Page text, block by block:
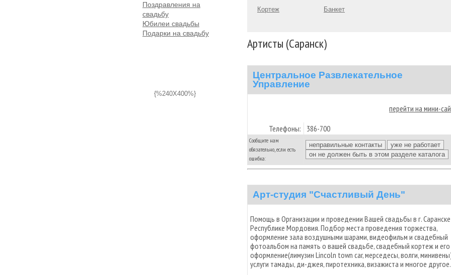
Поздравления на
свадьбу
Юбилеи свадьбы
Подарки на свадьбу
{%240X400%}
Кортеж Банкет
Артисты (Саранск)
Центральное Развлекательное
Управление
перейти на мини-
Телефоны:
386-700
Сообщите нам
обязательно, если есть
ошибка:
Арт-студия "Счастливый День"
Помощь в Организации и проведении Вашей свадьбы в г.
Республике Мордовия. Подбор места проведения торжества,
оформление зала воздушными шарами, видеофильм и свадебный
фотоальбом на память о вашей свадьбе, свадебный кортеж и его
оформление(лимузин Lincoln town car, мерседесы, волги,
услуги тамады, ди-джея, пиротехника, визажиста и многое другое.